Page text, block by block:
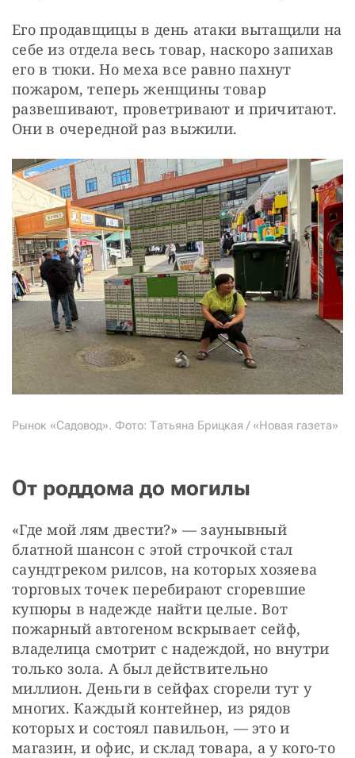
Его продавщицы в день атаки вытащили на
себе из отдела весь товар, наскоро запихав
его в тюки. Но меха все равно пахнут
пожаром, теперь женщины товар
развешивают, проветривают и причитают.
Они в очередной раз выжили.
Рынок «Садовод». Фото: Татьяна Брицкая / «Новая газета»
От роддома до могилы
«Где мой лям двести?» — заунывный
блатной шансон с этой строчкой стал
саундтреком рилсов, на которых хозяева
торговых точек перебирают сгоревшие
купюры в надежде найти целые. Вот
пожарный автогеном вскрывает сейф,
владелица смотрит с надеждой, но внутри
только зола. А был действительно
миллион. Деньги в сейфах сгорели тут у
многих. Каждый контейнер, из рядов
которых и состоял павильон, — это и
магазин, и офис, и склад товара, а у кого-то